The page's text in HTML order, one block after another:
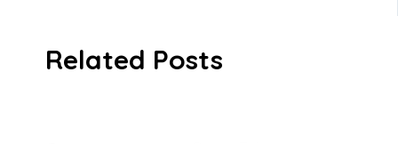
Related Posts